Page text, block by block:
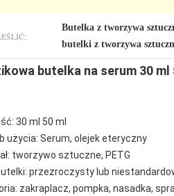
Butelka z tworzywa
butelki z tworzywa
butelka na serum 30
30 ml 50 ml
użycia: Serum, olejek eteryczny
tworzywo sztuczne, PETG
przezroczysty lub
zakraplacz, pompka, nasadka,